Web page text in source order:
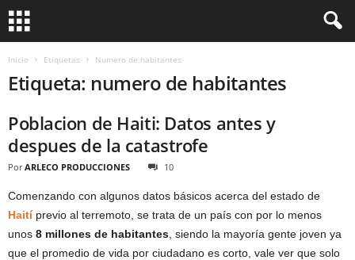
Inicio Etiquetas Numero de habitantes
Etiqueta: numero de habitantes
Poblacion de Haiti: Datos antes y
despues de la catastrofe
Por ARLECO PRODUCCIONES 10
Comenzando con algunos datos básicos acerca del estado de
Haitíprevio al terremoto, se trata de un país con por lo menos
unos 8 millones de habitantes , siendo la mayoría gente joven ya
que el promedio de vida por ciudadano es corto, vale ver que solo